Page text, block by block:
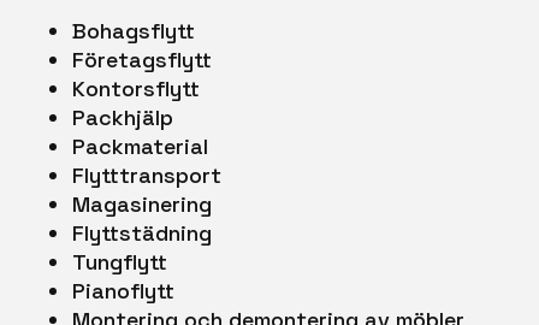
Bohagsflytt
Företagsflytt
Kontorsflytt
Packhjälp
Packmaterial
Flytttransport
Magasinering
Flyttstädning
Tungflytt
Pianoflytt